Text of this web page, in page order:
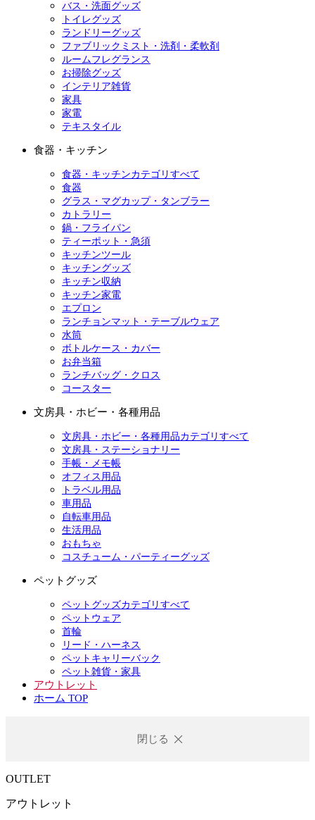
バス・洗面グッズ
トイレグッズ
ランドリーグッズ
ファブリックミスト・洗剤・柔軟剤
ルームフレグランス
お掃除グッズ
インテリア雑貨
家具
家電
テキスタイル
食器・キッチン
食器・キッチンカテゴリすべて
食器
グラス・マグカップ・タンブラー
カトラリー
鍋・フライパン
ティーポット・急須
キッチンツール
キッチングッズ
キッチン収納
キッチン家電
エプロン
ランチョンマット・テーブルウェア
水筒
ボトルケース・カバー
お弁当箱
ランチバッグ・クロス
コースター
文房具・ホビー・各種用品
文房具・ホビー・各種用品カテゴリすべて
文房具・ステーショナリー
手帳・メモ帳
オフィス用品
トラベル用品
車用品
自転車用品
生活用品
おもちゃ
コスチューム・パーティーグッズ
ペットグッズ
ペットグッズカテゴリすべて
ペットウェア
首輪
リード・ハーネス
ペットキャリーバック
ペット雑貨・家具
アウトレット
ホーム TOP
閉じる
OUTLET
アウトレット